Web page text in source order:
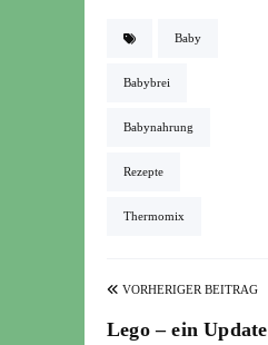
Baby
Babybrei
Babynahrung
Rezepte
Thermomix
VORHERIGER BEITRAG
Lego – ein Update